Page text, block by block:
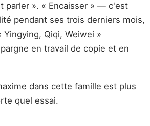
parler ». « Encaisser » — c'est
pendant ses trois derniers mois,
Qiqi, Weiwei »
en travail de copie et en
dans cette famille est plus
quel essai.